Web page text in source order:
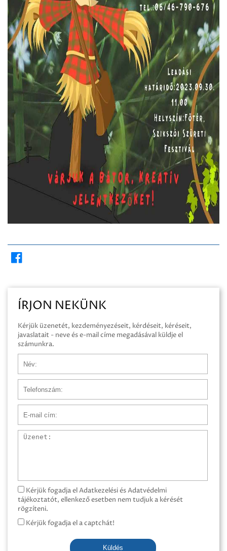
ÍRJON NEKÜNK
Kérjük üzenetét, kezdeményezéseit, kérdéseit, kéréseit,
javaslatait - neve és e-mail címe megadásával küldje el
számunkra.
Üzenet
Kérjük fogadja el Adatkezelési és Adatvédelmi
tájékoztatót, ellenkező esetben nem tudjuk a kérését
rögzíteni.
Kérjük fogadja el a captchát!
Küldés